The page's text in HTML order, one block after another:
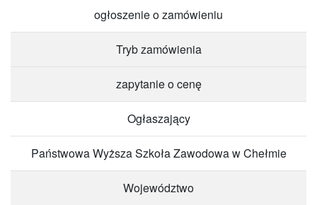
ogłoszenie o zamówieniu
Tryb zamówienia
zapytanie o cenę
Ogłaszający
Państwowa Wyższa Szkoła Zawodowa w Chełmie
Województwo